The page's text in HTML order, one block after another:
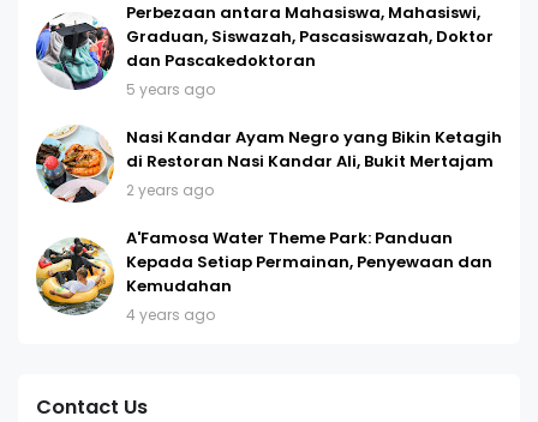
Perbezaan antara Mahasiswa, Mahasiswi,
Graduan, Siswazah, Pascasiswazah, Doktor
dan Pascakedoktoran
5 years ago
Nasi Kandar Ayam Negro yang Bikin Ketagih
di Restoran Nasi Kandar Ali, Bukit Mertajam
2 years ago
A'Famosa Water Theme Park: Panduan
Kepada Setiap Permainan, Penyewaan dan
Kemudahan
4 years ago
Contact Us